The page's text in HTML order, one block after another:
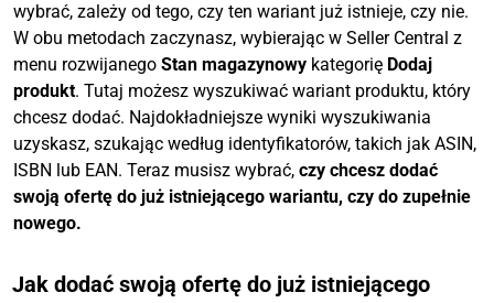
wybrać, zależy od tego, czy ten wariant już istnieje, czy nie.
W obu metodach zaczynasz, wybierając w Seller Central z
menu rozwijanego Stan magazynowy kategorię Dodaj
produkt. Tutaj możesz wyszukiwać wariant produktu, który
chcesz dodać. Najdokładniejsze wyniki wyszukiwania
uzyskasz, szukając według identyfikatorów, takich jak ASIN,
ISBN lub EAN. Teraz musisz wybrać, czy chcesz dodać
swoją ofertę do już istniejącego wariantu, czy do zupełnie
nowego.
Jak dodać swoją ofertę do już istniejącego